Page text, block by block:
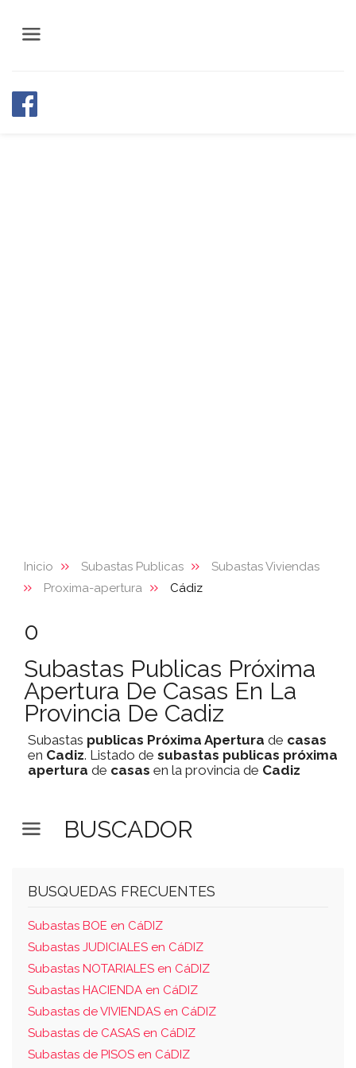
Inicio Subastas Publicas
Subastas Viviendas
Proxima-apertura
Cádiz
0
Subastas Publicas Próxima
Apertura De Casas En La
Provincia De Cadiz
Subastas publicas Próxima Apertura de casas
en Cadiz. Listado de subastas publicas próxima
apertura de casas en la provincia de Cadiz
BUSCADOR
BUSQUEDAS FRECUENTES
Subastas BOE en CáDIZ
Subastas JUDICIALES en CáDIZ
Subastas NOTARIALES en CáDIZ
Subastas HACIENDA en CáDIZ
Subastas de VIVIENDAS en CáDIZ
Subastas de CASAS en CáDIZ
Subastas de PISOS en CáDIZ